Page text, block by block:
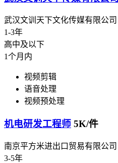
武汉文训天下文化传媒有限公司
1-3年
高中及以下
1个月内
视频剪辑
语音处理
视频预处理
机电研发工程师 5K/件
南京平方米进出口贸易有限公司
3-5年